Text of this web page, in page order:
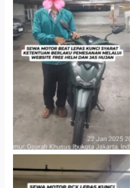
Cityplaza Jatinegara
Gedung Parkir P6A